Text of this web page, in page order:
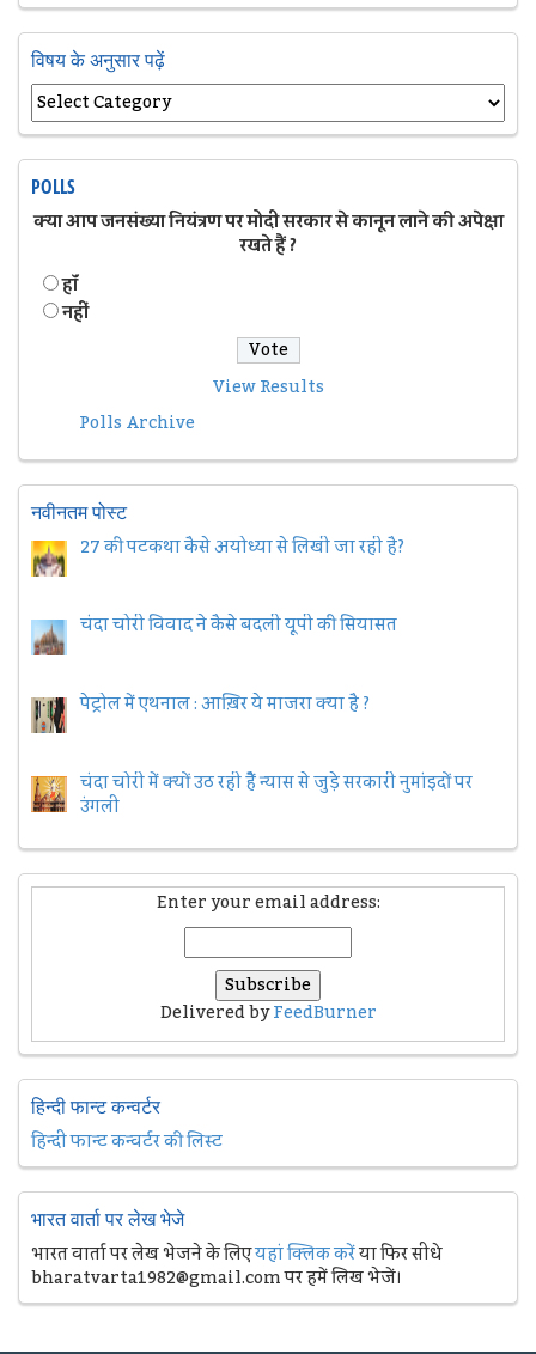
विषय के अनुसार पढ़ें
POLLS
क्या आप जनसंख्या नियंत्रण पर मोदी सरकार से कानून लाने की अपेक्षा
रखते हैं ?
हॉं
नहीं
View Results
Polls Archive
नवीनतम पोस्ट
27 की पटकथा कैसे अयोध्या से लिखी जा रही है?
चंदा चोरी विवाद ने कैसे बदली यूपी की सियासत
पेट्रोल में एथनाल : आख़िर ये माजरा क्या है ?
चंदा चोरी में क्यों उठ रही हैैं न्यास से जुड़े सरकारी नुमांइदों पर
उंगली
Enter your email address:
Delivered byFeedBurner
हिन्दी फान्ट कन्वर्टर
हिन्दी फान्ट कन्वर्टर की लिस्ट
भारत वार्ता पर लेख भेजे
भारत वार्ता पर लेख भेजने के लिएयहां क्लिक करेंया फिर सीधे
bharatvarta1982@gmail.com पर हमें लिख भेजें।